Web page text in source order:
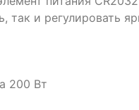
так и регулировать
200 Вт